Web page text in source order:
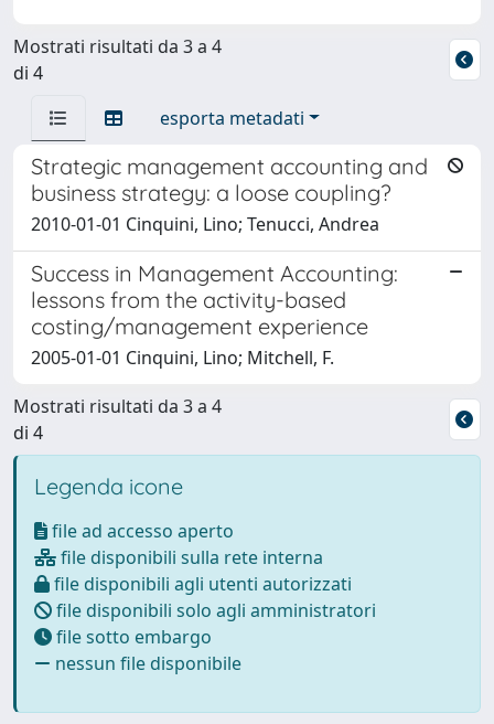
Mostrati risultati da 3 a 4
di 4
esporta metadati
Strategic management accounting and
business strategy: a loose coupling?
2010-01-01 Cinquini, Lino; Tenucci, Andrea
Success in Management Accounting:
lessons from the activity-based
costing/management experience
2005-01-01 Cinquini, Lino; Mitchell, F.
Mostrati risultati da 3 a 4
di 4
Legenda icone
file ad accesso aperto
file disponibili sulla rete interna
file disponibili agli utenti autorizzati
file disponibili solo agli amministratori
file sotto embargo
nessun file disponibile